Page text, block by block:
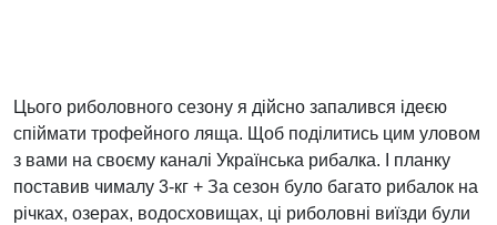
Цього риболовного сезону я дійсно запалився ідеєю
спіймати трофейного ляща. Щоб поділитись цим уловом
з вами на своєму каналі Українська рибалка. І планку
поставив чималу 3-кг + За сезон було багато рибалок на
річках, озерах, водосховищах, ці риболовні виїзди були